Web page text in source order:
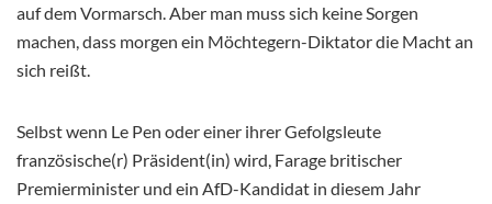
auf dem Vormarsch. Aber man muss sich keine Sorgen
machen, dass morgen ein Möchtegern-Diktator die Macht an
sich reißt.
Selbst wenn Le Pen oder einer ihrer Gefolgsleute
französische(r) Präsident(in) wird, Farage britischer
Premierminister und ein AfD-Kandidat in diesem Jahr